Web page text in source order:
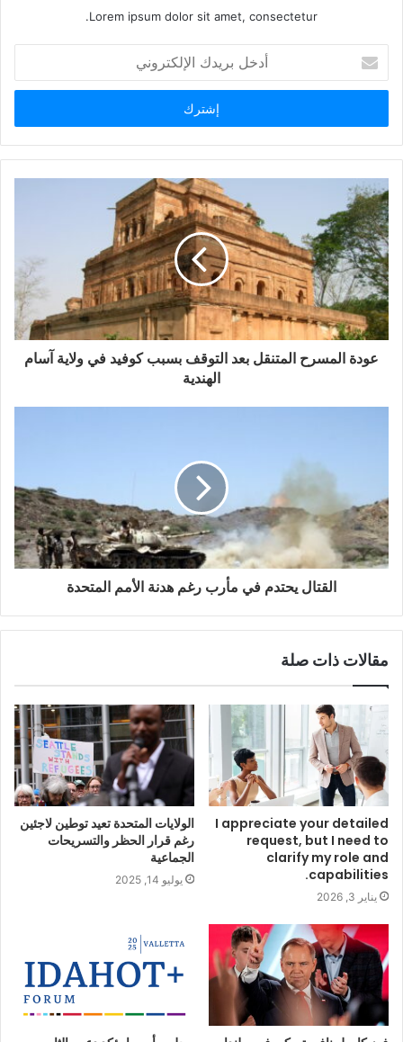
Lorem ipsum dolor sit amet, consectetur.
خ
ب
ر
د
ك
ا
ل
إ
ل
ك
ت
ر
عودة المسرح المتنقل بعد التوقف بسبب كوفيد في ولاية آسام
الهندية
القتال يحتدم في مأرب رغم هدنة الأمم المتحدة
مقالات ذات صلة
I appreciate your detailed
request, but I need to
clarify my role and
capabilities.
يناير 3, 2026
الولايات المتحدة تعيد توطين لاجئين
رغم قرار الحظر والتسريحات
الجماعية
يوليو 14, 2025